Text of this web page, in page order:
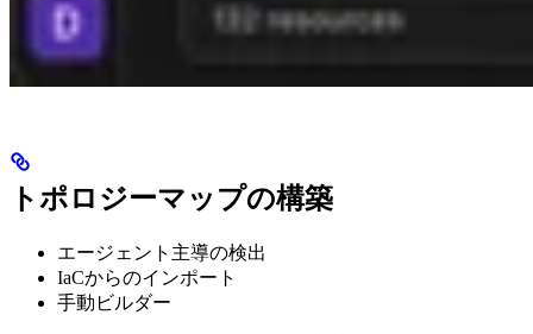
トポロジーマップの構築
エージェント主導の検出
IaCからのインポート
手動ビルダー